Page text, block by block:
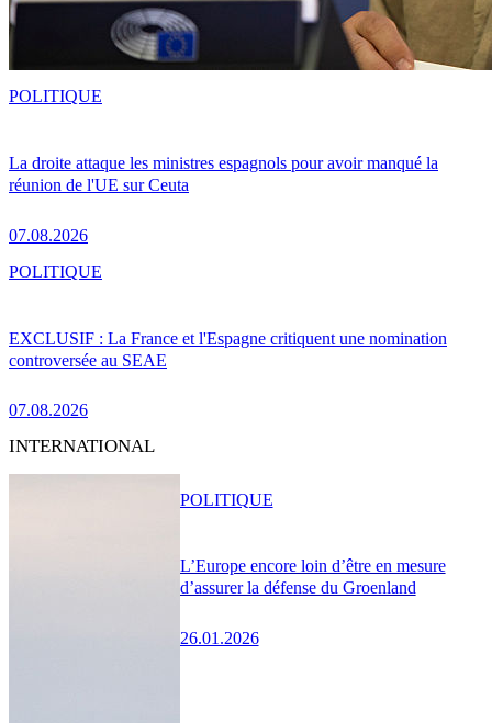
La droite attaque les ministres espagnols pour avoir manqué la
réunion de l'UE sur Ceuta
07.08.2026
POLITIQUE
EXCLUSIF : La France et l'Espagne critiquent une nomination
controversée au SEAE
07.08.2026
POLITIQUE
INTERNATIONAL
L’Europe encore loin d’être en mesure
d’assurer la défense du Groenland
26.01.2026
POLITIQUE